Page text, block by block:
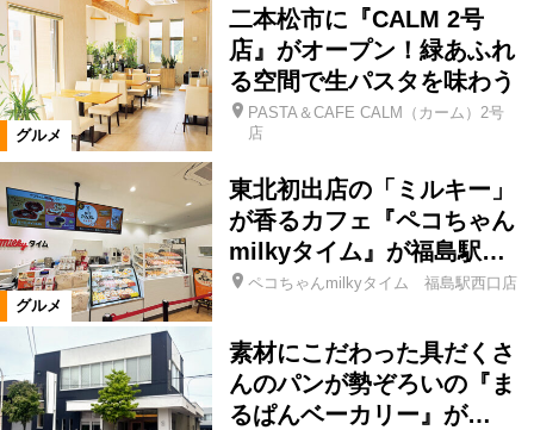
グルメ
二本松市に『CALM 2号
店』がオープン！緑あふれ
る空間で生パスタを味わう
PASTA＆CAFE CALM（カーム）2号
店
グルメ
東北初出店の「ミルキー」
が香るカフェ『ペコちゃん
milkyタイム』が福島駅…
ペコちゃんmilkyタイム 福島駅西口店
素材にこだわった具だくさ
んのパンが勢ぞろいの『ま
るぱんベーカリー』が…